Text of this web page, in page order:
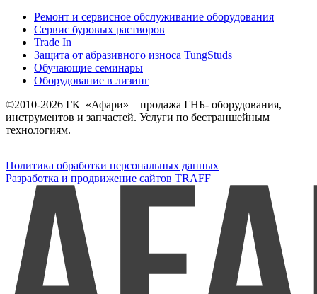
Ремонт и сервисное обслуживание оборудования
Сервис буровых растворов
Trade In
Защита от абразивного износа TungStuds
Обучающие семинары
Оборудование в лизинг
©2010-2026 ГК «Афари» – продажа ГНБ- оборудования,
инструментов и запчастей. Услуги по бестраншейным
технологиям.
Политика обработки персональных данных
Разработка и продвижение сайтов TRAFF